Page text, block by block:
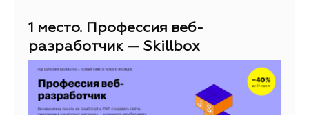
1 место. Профессия веб-
разработчик — Skillbox